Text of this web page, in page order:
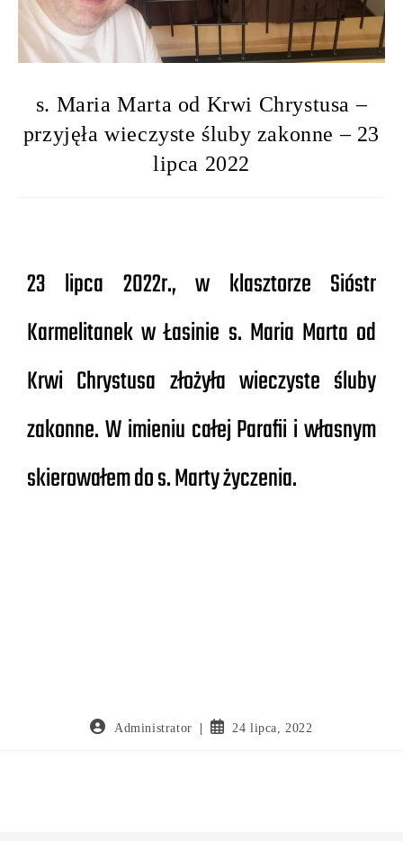
s. Maria Marta od Krwi Chrystusa –
przyjęła wieczyste śluby zakonne – 23
lipca 2022
23 lipca 2022r., w klasztorze Sióstr
Karmelitanek w Łasinie s. Maria Marta od
Krwi Chrystusa złożyła wieczyste śluby
zakonne. W imieniu całej Parafii i własnym
skierowałem do s. Marty życzenia.
Administrator 24 lipca, 2022